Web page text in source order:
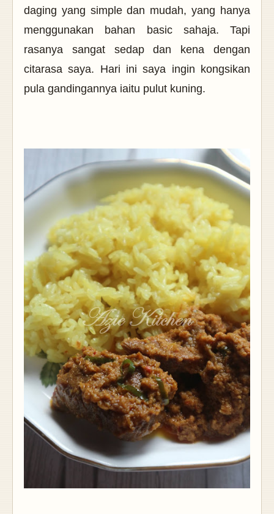
daging yang simple dan mudah, yang hanya
menggunakan bahan basic sahaja. Tapi
rasanya sangat sedap dan kena dengan
citarasa saya. Hari ini saya ingin kongsikan
pula gandingannya iaitu pulut kuning.